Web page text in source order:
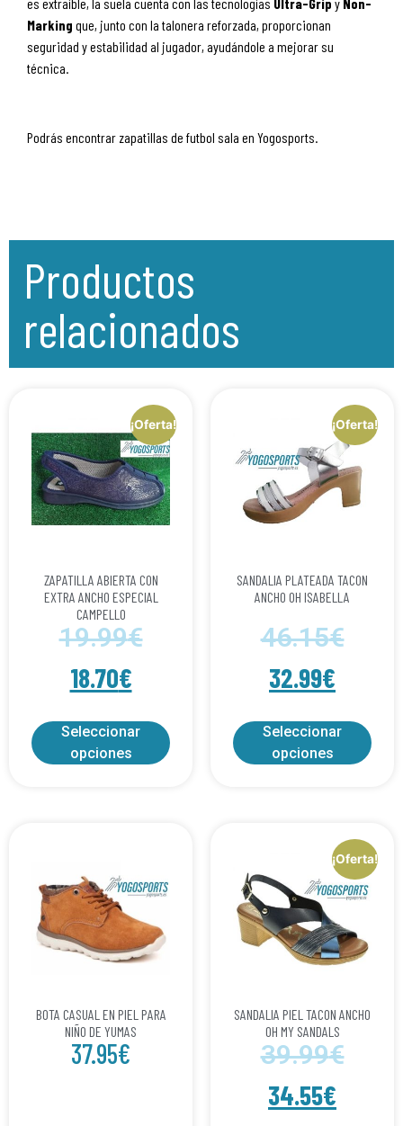
Marking que, junto con la talonera reforzada, proporcionan
seguridad y estabilidad al jugador, ayudándole a mejorar su
técnica.
Podrás encontrar zapatillas de futbol sala en Yogosports.
Productos
relacionados
¡Oferta!
ZAPATILLA ABIERTA CON
EXTRA ANCHO ESPECIAL
CAMPELLO
19.99€
18.70€
Seleccionar
opciones
¡Oferta!
SANDALIA PLATEADA TACON
ANCHO OH ISABELLA
46.15€
32.99€
Seleccionar
opciones
BOTA CASUAL EN PIEL PARA
NIÑO DE YUMAS
37.95€
¡Oferta!
SANDALIA PIEL TACON ANCHO
OH MY SANDALS
39.99€
34.55€